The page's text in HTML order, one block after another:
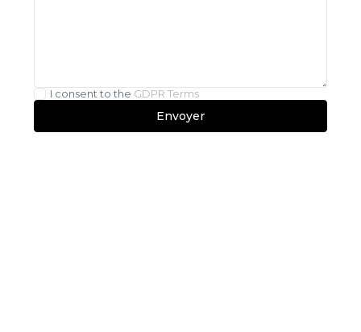
I consent to the GDPR Terms